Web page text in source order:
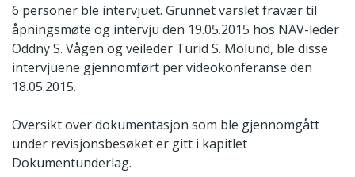
6 personer ble intervjuet. Grunnet varslet fravær til
åpningsmøte og intervju den 19.05.2015 hos NAV-leder
Oddny S. Vågen og veileder Turid S. Molund, ble disse
intervjuene gjennomført per videokonferanse den
18.05.2015.
Oversikt over dokumentasjon som ble gjennomgått
under revisjonsbesøket er gitt i kapitlet
Dokumentunderlag.